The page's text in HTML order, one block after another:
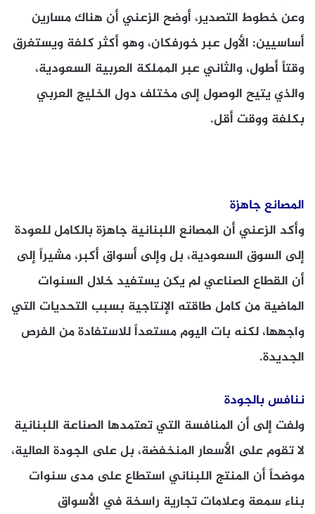
وعن خطوط التصدير، أوضح الزعني أن هناك مسارين
أساسيين: الأول عبر خورفكان، وهو أكثر كلفة ويستغرق
وقتاً أطول، والثاني عبر المملكة العربية السعودية،
والذي يتيح الوصول إلى مختلف دول الخليج العربي
بكلفة ووقت أقل.
المصانع جاهزة
وأكد الزعني أن المصانع اللبنانية جاهزة بالكامل للعودة
إلى السوق السعودية، بل وإلى أسواق أكبر، مشيراً إلى
أن القطاع الصناعي لم يكن يستفيد خلال السنوات
الماضية من كامل طاقته الإنتاجية بسبب التحديات التي
واجهها، لكنه بات اليوم مستعداً للاستفادة من الفرص
الجديدة.
ننافس بالجودة
ولفت إلى أن المنافسة التي تعتمدها الصناعة اللبنانية
لا تقوم على الأسعار المنخفضة، بل على الجودة العالية،
موضحاً أن المنتج اللبناني استطاع على مدى سنوات
بناء سمعة وعلامات تجارية راسخة في الأسواق